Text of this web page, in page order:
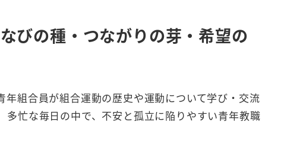
びの種・つながりの芽・希望の
組合員が組合運動の歴史や運動について学び・交流
多忙な毎日の中で、不安と孤立に陥りやすい青年教職